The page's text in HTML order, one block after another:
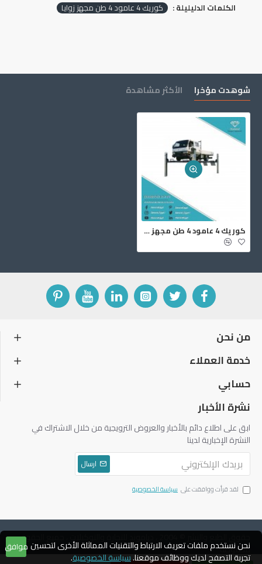
الكلمات الدليليلة : ‏كوريك ‎4‏ عامود ‎4‏ طن مجهز زوايا
شوهدت مؤخرا الأكثر مشاهدة
‏كوريك ‎4‏ عامود ‎4‏ طن مجهز زوايا
من نحن
خدمة العملاء
حسابي
نشرة الأخبار
ابق على اطلاع دائم بالأخبار والعروض الترويجية من خلال الاشتراك في
النشرة الإخبارية لدينا
ارسال
لقد قرأت ووافقت على سياسة الخصوصية
حقوق الطبع والنشر © 2004 ، دياموند للتجارة والتوكيلات ، جميع الحقوق
محفوظة
موافق نحن نستخدم ملفات تعريف الارتباط والتقنيات المماثلة الأخرى لتحسين
تجربة التصفح لديك ووظائف موقعنا.سياسة الخصوصية.